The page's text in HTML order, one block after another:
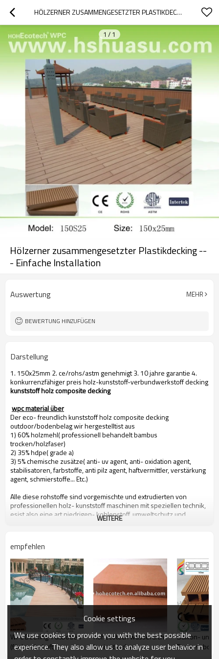
HÖLZERNER ZUSAMMENGESETZTER PLASTIKDECKING --- EINFACHE INSTALLATION
1 / 1
Hölzerner zusammengesetzter Plastikdecking --
- Einfache Installation
Auswertung MEHR
BEWERTUNG HINZUFÜGEN
Darstellung
1. 150x25mm 2. ce/rohs/astm genehmigt 3. 10 jahre garantie 4.
konkurrenzfähiger preis holz-kunststoff-verbundwerkstoff decking
kunststoff holz composite decking
wpc material über
Der eco- freundlich kunststoff holz composite decking
outdoor/bodenbelag wir hergestelltist aus
1) 60% holzmehl( professionell behandelt bambus
trocken/holzfaser)
2) 35% hdpe( grade a)
3) 5% chemische zusätze( anti- uv agent, anti- oxidation agent,
stabilisatoren, farbstoffe, anti pilz agent, haftvermittler, verstärkung
agent, schmierstoffe... Etc.)
Alle diese rohstoffe sind vorgemischte und extrudierten von
professionellen holz- kunststoff maschinen mit speziellen technik,
esist also eine art niedrigen- kohlenstoff, umweltschutz und
menschen zugute kommen können hohecotech von folgenden
eigenschaften
1. umweltfreundliche, 100% recycelt.
2. niedrigen wartung
3. einfacheinstallation
4. temperaturbeständigkeit, zweckgerechten aus- 29& deg; c zu
+51& deg; c
5. lange- nachhaltig zu nutzen( 10 jahre garantie)
6. wasser- beweis, feuchtigkeit- beweis,insekt- beweis
7. duft mit holz, natürliches gefühl sehr
8. uv-beständigkeit, lichtbeständige langlebig
9. eleganten look
10. Auch, dimensionsstabilität
WEITERE
empfehlen
WPC Decking-Fußboden
(für Landschaft)
hohecotech wasserdicht
laminatboden
Balkon- und
Cookie settings
We use cookies to provide you with the best possible
experience. They also allow us to analyze user behavior in